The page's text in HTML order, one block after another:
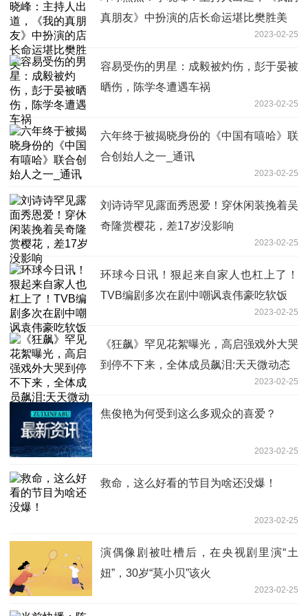
真朋友》中扮演的店长命运堪比樊胜美
2023-02-25
容易受伤的男星：成毅被灼伤，彭于晏被
晒伤，陈学冬遭遇车祸
2023-02-25
六年终于被揭晓身份的《中国有嘻哈》联
合创始人之一_通讯
2023-02-25
刘诗诗罕见露面秀恩爱！穿休闲装挽着吴
奇隆赏樱花，差17岁没影响
2023-02-25
环球今日讯！狠起来自家人也杠上了！
TVB编剧多次在剧中嘲讽袁伟豪吃软饭
2023-02-25
《狂飙》罕见花絮曝光，高启强戏外大哭
到停不下来，全体成员飙泪:天天微动态
2023-02-25
焦俊艳为何受到这么多观众的喜爱？
2023-02-25
救命，这么好看的节目为啥还没爆！
2023-02-25
演偶像剧被吐槽后，在央视剧里演“土
妞”，30岁“莫小贝”该火
2023-02-25